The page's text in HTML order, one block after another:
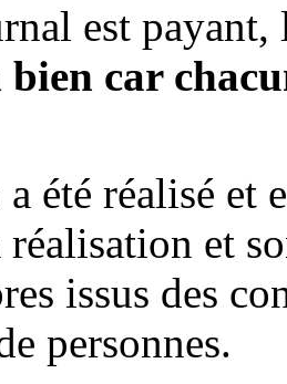
est payant,
car
été réalisé et
réalisation et
issus des
personnes.